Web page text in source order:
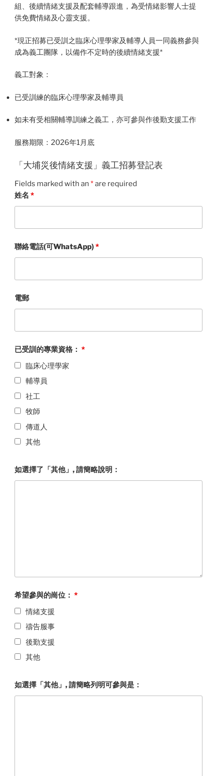
組、後續情緒支援及配套輔導跟進，為受情緒影響人士提
供免費情緒及心靈支援。
*現正招募已受訓之臨床心理學家及輔導人員一同義務參與
成為義工團隊，以備作不定時的後續情緒支援*
義工對象：
已受訓練的臨床心理學家及輔導員
如未有受相關輔導訓練之義工，亦可參與作後勤支援工作
服務期限：2026年1月底
「大埔災後情緒支援」義工招募登記表
Fields marked with an *are required
姓名 *
聯絡電話(可WhatsApp)*
電郵
已受訓的專業資格： *
臨床心理學家
輔導員
社工
牧師
傳道人
其他
如選擇了「其他」, 請簡略說明：
希望參與的崗位： *
情緒支援
禱告服事
後勤支援
其他
如選擇「其他」, 請簡略列明可參與是：